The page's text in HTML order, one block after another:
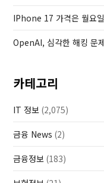
IPhone 17 가격은 월요
OpenAI, 심각한 해킹 문
카테고리
IT 정보 (2,075)
금융 News (2)
금융정보 (183)